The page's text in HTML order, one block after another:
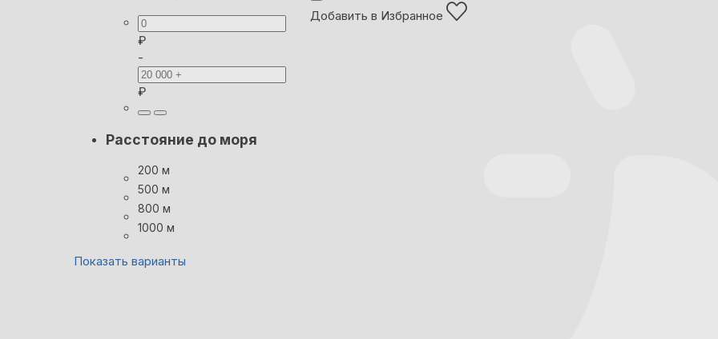
₽
-
₽
Расстояние до моря
200 м
500 м
800 м
1000 м
Показать варианты
Добавить в Избранное